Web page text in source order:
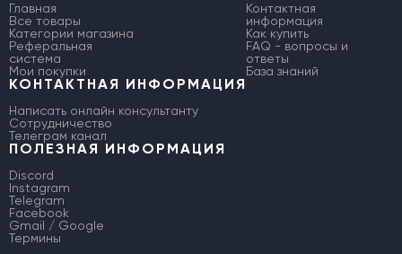
Главная
Все товары
Категории магазина
Реферальная
система
Мои покупки
Контактная
информация
Как купить
FAQ - вопросы и
ответы
База знаний
КОНТАКТНАЯ ИНФОРМАЦИЯ
Написать онлайн консультанту
Сотрудничество
Телеграм канал
ПОЛЕЗНАЯ ИНФОРМАЦИЯ
Discord
Instagram
Telegram
Facebook
Gmail / Google
Термины